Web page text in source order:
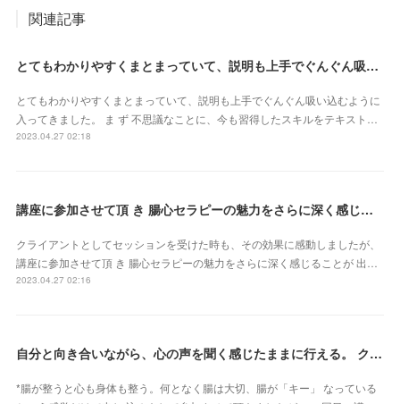
関連記事
とてもわかりやすくまとまっていて、説明も上手でぐんぐん吸い込むように入ってきました（東京都・山田かおるさん）
とてもわかりやすくまとまっていて、説明も上手でぐんぐん吸い込むように
入ってきました。 ま ず 不思議なことに、今も習得したスキルをテキスト…
2023.04.27 02:18
講座に参加させて頂 き 腸心セラピーの魅力をさらに深く感じることが 出来ました（東京都・森由希子さん）
クライアントとしてセッションを受けた時も、その効果に感動しましたが、
講座に参加させて頂 き 腸心セラピーの魅力をさらに深く感じることが 出…
2023.04.27 02:16
自分と向き合いながら、心の声を聞く感じたままに行える。 クライアントさん主体で行うとこ ろが本当に素晴らしいです（新潟県・佐藤よしみさん）
*腸が整うと心も身体も整う。何となく腸は大切、腸が「キー」 なっている